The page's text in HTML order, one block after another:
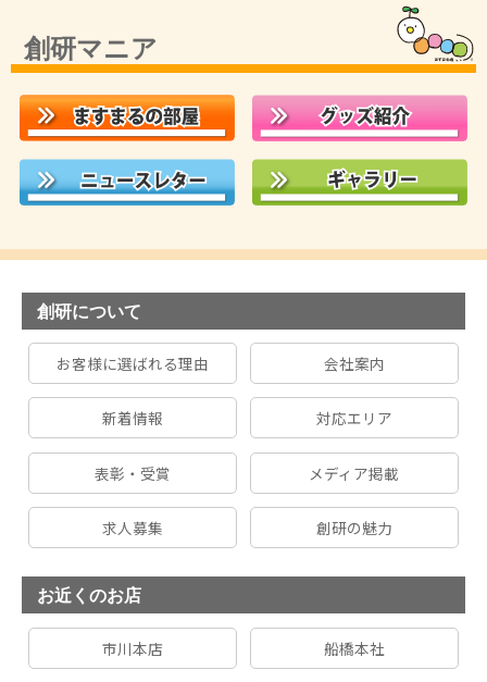
創研マニア
創研について
お客様に選ばれる理由 会社案内
新着情報 対応エリア
表彰・受賞 メディア掲載
求人募集 創研の魅力
お近くのお店
市川本店 船橋本社